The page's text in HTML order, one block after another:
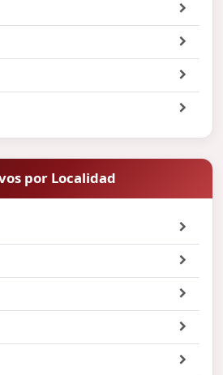
por Localidad